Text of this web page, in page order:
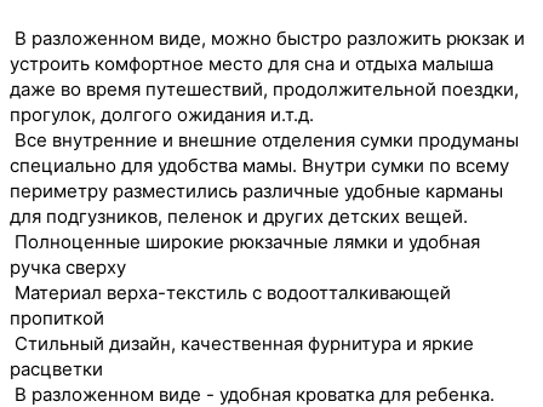
В разложенном виде, можно быстро разложить рюкзак и
устроить комфортное место для сна и отдыха малыша
даже во время путешествий, продолжительной поездки,
прогулок, долгого ожидания и.т.д.
Все внутренние и внешние отделения сумки продуманы
специально для удобства мамы. Внутри сумки по всему
периметру разместились различные удобные карманы
для подгузников, пеленок и других детских вещей.
Полноценные широкие рюкзачные лямки и удобная
ручка сверху
Материал верха-текстиль с водоотталкивающей
пропиткой
Стильный дизайн, качественная фурнитура и яркие
расцветки
В разложенном виде - удобная кроватка для ребенка.